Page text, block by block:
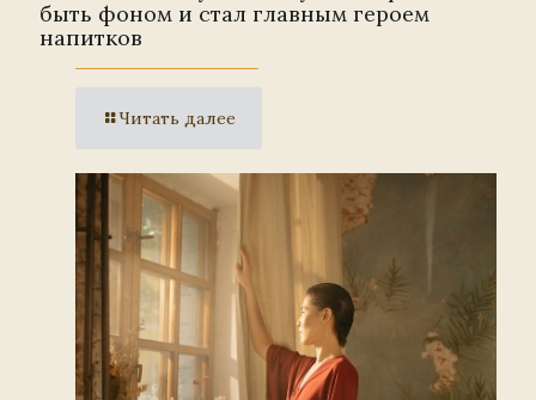
быть фоном и стал главным героем
напитков
Читать далее